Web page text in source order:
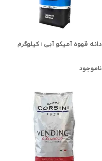
دانه قهوه آمیکو آبی ۱ کیلوگرم
ناموجود